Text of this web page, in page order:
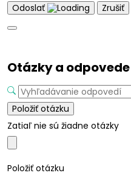
Odoslať
Zrušiť
Otázky a odpovede
Položiť otázku
Zatiaľ nie sú žiadne otázky
Položiť otázku